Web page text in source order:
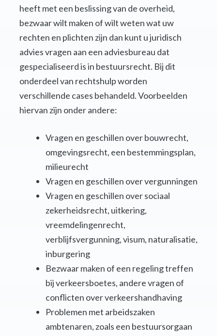
heeft met een beslissing van de overheid,
bezwaar wilt maken of wilt weten wat uw
rechten en plichten zijn dan kunt u juridisch
advies vragen aan een adviesbureau dat
gespecialiseerd is in bestuursrecht. Bij dit
onderdeel van rechtshulp worden
verschillende cases behandeld. Voorbeelden
hiervan zijn onder andere:
Vragen en geschillen over bouwrecht,
omgevingsrecht, een bestemmingsplan,
milieurecht
Vragen en geschillen over vergunningen
Vragen en geschillen over sociaal
zekerheidsrecht, uitkering,
vreemdelingenrecht,
verblijfsvergunning, visum, naturalisatie,
inburgering
Bezwaar maken of een regeling treffen
bij verkeersboetes, andere vragen of
conflicten over verkeershandhaving
Problemen met arbeidszaken
ambtenaren, zoals een bestuursorgaan